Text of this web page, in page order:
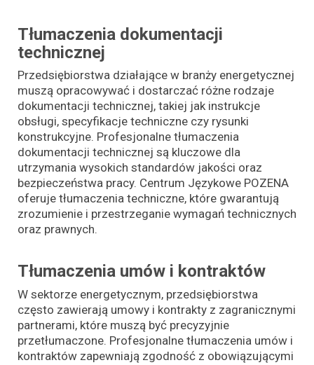
Tłumaczenia dokumentacji
technicznej
Przedsiębiorstwa działające w branży energetycznej
muszą opracowywać i dostarczać różne rodzaje
dokumentacji technicznej, takiej jak instrukcje
obsługi, specyfikacje techniczne czy rysunki
konstrukcyjne. Profesjonalne tłumaczenia
dokumentacji technicznej są kluczowe dla
utrzymania wysokich standardów jakości oraz
bezpieczeństwa pracy. Centrum Językowe POZENA
oferuje tłumaczenia techniczne, które gwarantują
zrozumienie i przestrzeganie wymagań technicznych
oraz prawnych.
Tłumaczenia umów i kontraktów
W sektorze energetycznym, przedsiębiorstwa
często zawierają umowy i kontrakty z zagranicznymi
partnerami, które muszą być precyzyjnie
przetłumaczone. Profesjonalne tłumaczenia umów i
kontraktów zapewniają zgodność z obowiązującymi